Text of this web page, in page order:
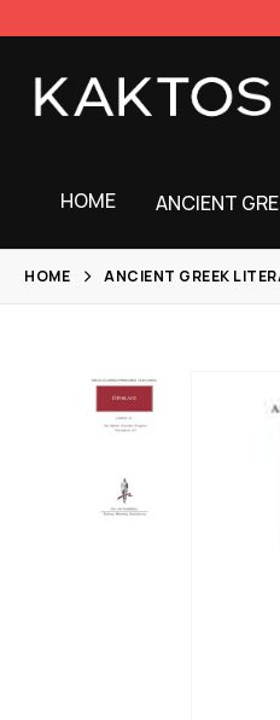
HOME ANCIENT
HOME ANCIENT GREEK